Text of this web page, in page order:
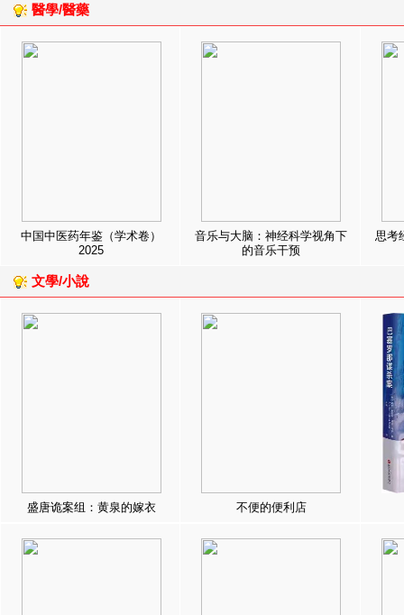
醫學/醫藥
中国中医药年鉴（学术卷）
2025
音乐与大脑：神经科学视角下
的音乐干预
思考
文學/小說
盛唐诡案组：黄泉的嫁衣 不便的便利店